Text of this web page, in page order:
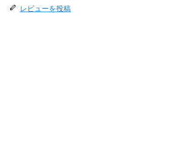
レビューを投稿